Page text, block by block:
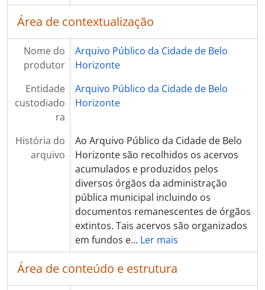
Área de contextualização
Nome do
produtor
Arquivo Público da Cidade de Belo
Horizonte
Entidade
custodiado
ra
Arquivo Público da Cidade de Belo
Horizonte
História do
arquivo
Ao Arquivo Público da Cidade de Belo
Horizonte são recolhidos os acervos
acumulados e produzidos pelos
diversos órgãos da administração
pública municipal incluindo os
documentos remanescentes de órgãos
extintos. Tais acervos são organizados
em fundos e… Ler mais
Área de conteúdo e estrutura